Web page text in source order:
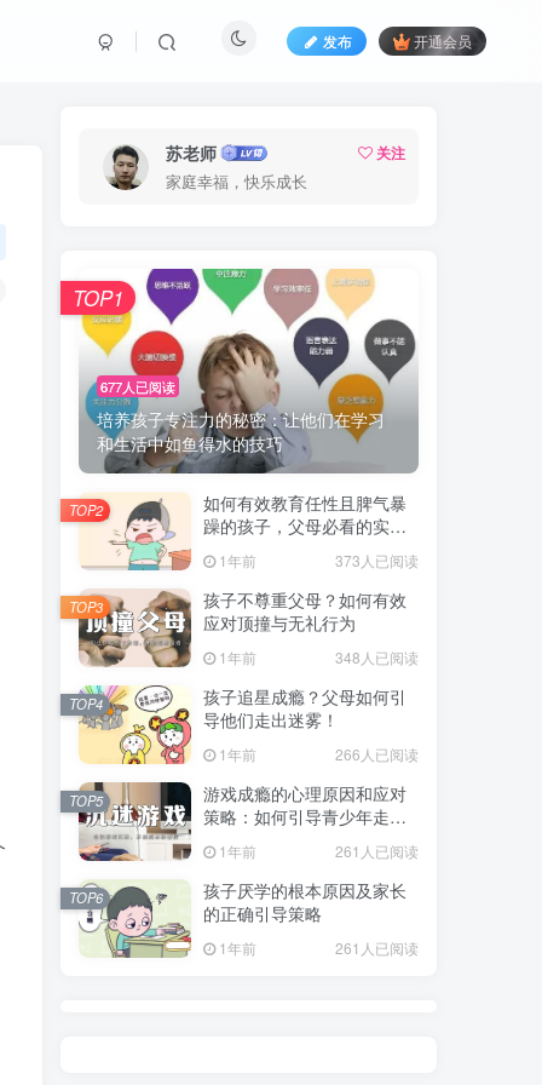
发布 开通会员
苏老师
关注
家庭幸福，快乐成长
677人已阅读
培养孩子专注力的秘密：让他们在学习
和生活中如鱼得水的技巧
TOP1
如何有效教育任性且脾气暴
躁的孩子，父母必看的实用
1年前 373人已阅读
TOP2
孩子不尊重父母？如何有效
应对顶撞与无礼行为
1年前 348人已阅读
TOP3
孩子追星成瘾？父母如何引
导他们走出迷雾！
1年前 266人已阅读
TOP4
游戏成瘾的心理原因和应对
策略：如何引导青少年走出
1年前 261人已阅读
TOP5
孩子厌学的根本原因及家长
的正确引导策略
1年前 261人已阅读
TOP6